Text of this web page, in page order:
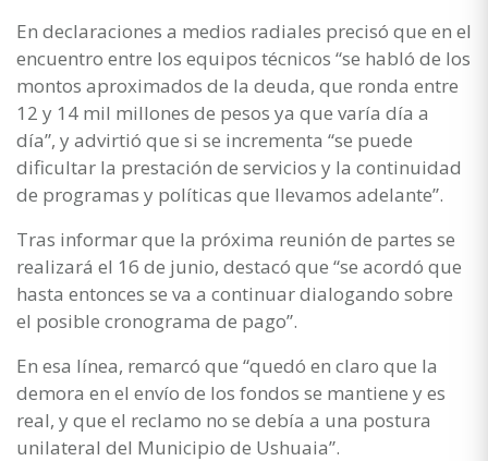
En declaraciones a medios radiales precisó que en el
encuentro entre los equipos técnicos “se habló de los
montos aproximados de la deuda, que ronda entre
12 y 14 mil millones de pesos ya que varía día a
día”, y advirtió que si se incrementa “se puede
dificultar la prestación de servicios y la continuidad
de programas y políticas que llevamos adelante”.
Tras informar que la próxima reunión de partes se
realizará el 16 de junio, destacó que “se acordó que
hasta entonces se va a continuar dialogando sobre
el posible cronograma de pago”.
En esa línea, remarcó que “quedó en claro que la
demora en el envío de los fondos se mantiene y es
real, y que el reclamo no se debía a una postura
unilateral del Municipio de Ushuaia”.